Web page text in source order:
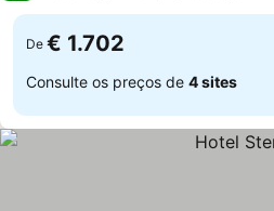
De € 1.702
Consulte os preços de 4 sites